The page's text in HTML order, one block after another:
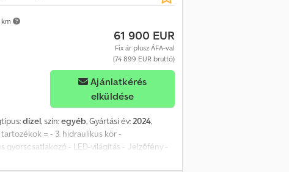
61 900 EUR
Fix ár plusz ÁFA-val
(74 899 EUR bruttó)
Ajánlatkérés
elküldése
dízel, szín:egyéb, Gyártási év:2024,
= - 3. hidraulikus kör -
gyorscsatlakozó - LED-világítás - Jelzőfény -
Kibocsátási szint: Stage V / Tier IV final